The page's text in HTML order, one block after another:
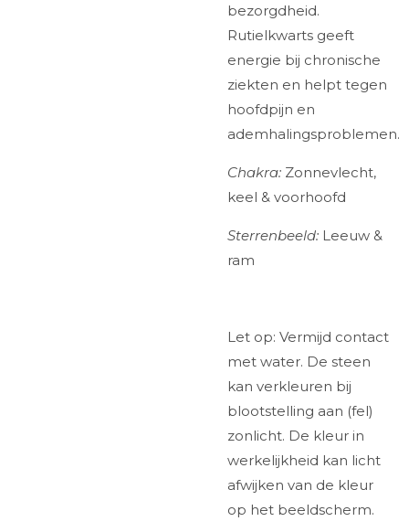
bezorgdheid.
Rutielkwarts geeft
energie bij chronische
ziekten en helpt tegen
hoofdpijn en
ademhalingsproblemen.
Chakra: Zonnevlecht,
keel & voorhoofd
Sterrenbeeld: Leeuw &
ram
Let op: Vermijd contact
met water. De steen
kan verkleuren bij
blootstelling aan (fel)
zonlicht. De kleur in
werkelijkheid kan licht
afwijken van de kleur
op het beeldscherm.